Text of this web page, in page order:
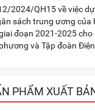
2024/QH15 về việc
sách trung ương của
đoạn 2021-2025 cho
và Tập đoàn
PHẨM XUẤT